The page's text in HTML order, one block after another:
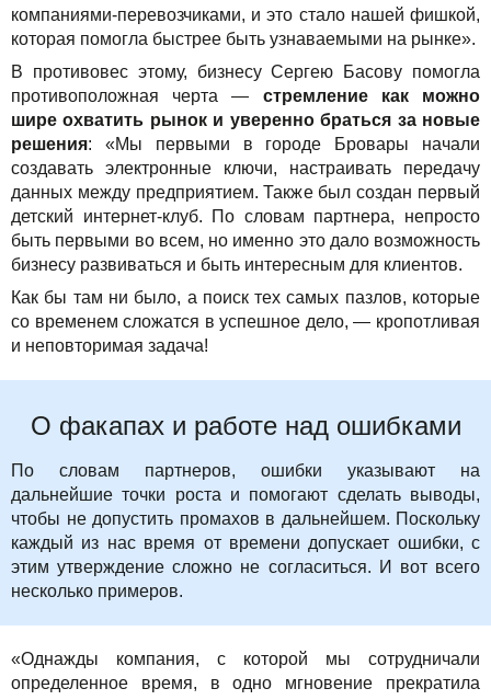
компаниями-перевозчиками, и это стало нашей фишкой,
которая помогла быстрее быть узнаваемыми на рынке».
В противовес этому, бизнесу Сергею Басову помогла
противоположная черта — стремление как можно
шире охватить рынок и уверенно браться за новые
решения: «Мы первыми в городе Бровары начали
создавать электронные ключи, настраивать передачу
данных между предприятием. Также был создан первый
детский интернет-клуб. По словам партнера, непросто
быть первыми во всем, но именно это дало возможность
бизнесу развиваться и быть интересным для клиентов.
Как бы там ни было, а поиск тех самых пазлов, которые
со временем сложатся в успешное дело, — кропотливая
и неповторимая задача!
О факапах и работе над ошибками
По словам партнеров, ошибки указывают на
дальнейшие точки роста и помогают сделать выводы,
чтобы не допустить промахов в дальнейшем. Поскольку
каждый из нас время от времени допускает ошибки, с
этим утверждение сложно не согласиться. И вот всего
несколько примеров.
«Однажды компания, с которой мы сотрудничали
определенное время, в одно мгновение прекратила